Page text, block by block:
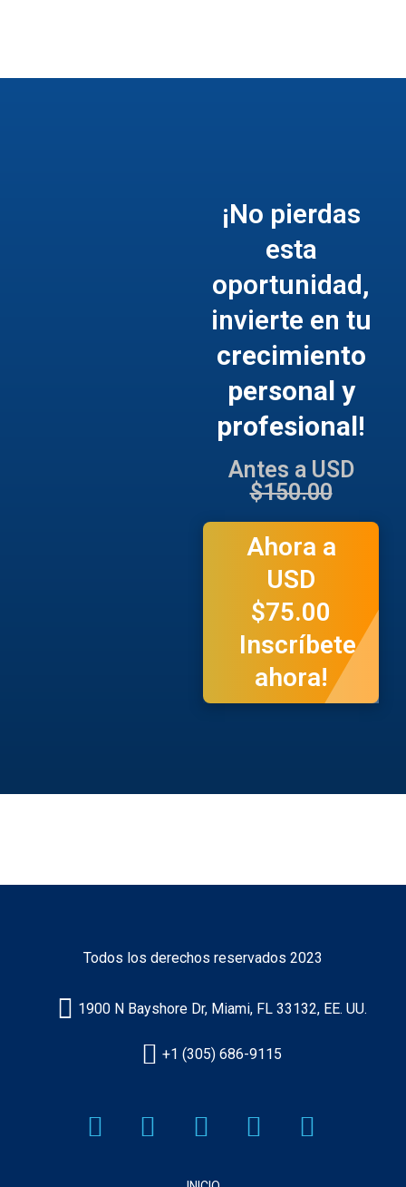
¡No pierdas
esta
oportunidad,
invierte en tu
crecimiento
personal y
profesional!
Antes a USD
$150.00
Ahora a
USD
$75.00
Inscríbete
ahora!
Todos los derechos reservados 2023
1900 N Bayshore Dr, Miami, FL 33132, EE. UU.
+1 (305) 686-9115